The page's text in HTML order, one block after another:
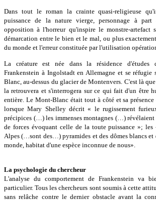
Dans tout le roman la crainte quasi-religieuse
puissance de la nature vierge, personnage à
opposition à l'horreur qu'inspire le monstre-artefact
démarcation entre le bien et le mal, ou plus
du monde et l'erreur constituée par l'utilisation
La créature est née dans la résidence d'études
Frankenstein à Ingolstadt en Allemagne et se réfugie
Blanc, au-dessus du glacier de Montenvers. C'est là
la retrouvera et s'interrogera sur ce qui fait d'un être
entière. Le Mont-Blanc était tout à côté et sa présence
lorsque Mary Shelley décrit « le rugissement
précipices (…) les immenses montagnes (…) révélaient
de forces évoquant celle de la toute puissance »; les
Alpes (…sont des…) pyramides et des dômes blancs
monde, habitat d'une espèce inconnue de nous».
La psychologie du chercheur
L'analyse du comportement de Frankenstein va
particulier. Tous les chercheurs sont soumis à cette
sans relâche contre le dernier obstacle avant la